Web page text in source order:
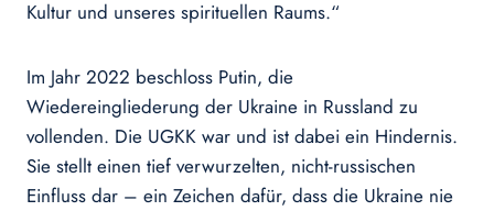
Kultur und unseres spirituellen Raums.“
Im Jahr 2022 beschloss Putin, die
Wiedereingliederung der Ukraine in Russland zu
vollenden. Die UGKK war und ist dabei ein Hindernis.
Sie stellt einen tief verwurzelten, nicht-russischen
Einfluss dar – ein Zeichen dafür, dass die Ukraine nie